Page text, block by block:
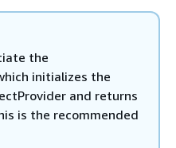
the
initializes the
and returns
is the recommended